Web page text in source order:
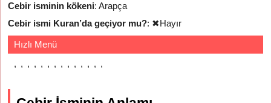
Cebir isminin kökeni: Arapça
Cebir ismi Kuran’da geçiyor mu?: ✖Hayır
Hızlı Menü